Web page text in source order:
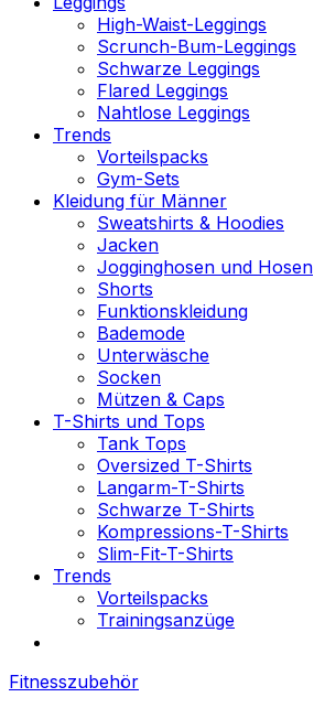
High-Waist-Leggings
Scrunch-Bum-Leggings
Schwarze Leggings
Flared Leggings
Nahtlose Leggings
Trends
Vorteilspacks
Gym-Sets
Kleidung für Männer
Sweatshirts & Hoodies
Jacken
Jogginghosen und Hosen
Shorts
Funktionskleidung
Bademode
Unterwäsche
Socken
Mützen & Caps
T-Shirts und Tops
Tank Tops
Oversized T-Shirts
Langarm-T-Shirts
Schwarze T-Shirts
Kompressions-T-Shirts
Slim-Fit-T-Shirts
Trends
Vorteilspacks
Trainingsanzüge
Fitnesszubehör